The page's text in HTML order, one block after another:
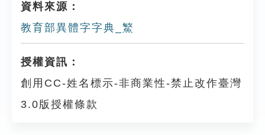
資料來源：
教育部異體字字典_鰵
授權資訊：
創用CC-姓名標示-非商業性-禁止改作臺灣
3.0版授權條款